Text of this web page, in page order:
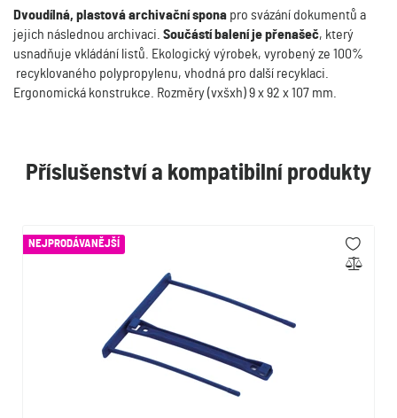
Dvoudílná, plastová archivační spona pro svázání dokumentů a
jejich následnou archivaci. Součástí balení je přenašeč, který
usnadňuje vkládání listů. Ekologický výrobek, vyrobený ze 100%
recyklovaného polypropylenu, vhodná pro další recyklaci.
Ergonomická konstrukce. Rozměry (vxšxh) 9 x 92 x 107 mm.
Příslušenství a kompatibilní produkty
NEJPRODÁVANĚJŠÍ